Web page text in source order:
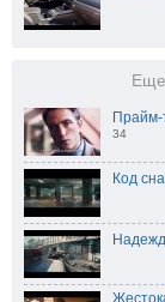
Еще
34
Код